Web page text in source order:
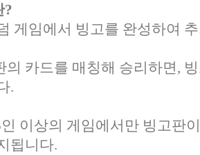
?
게임에서 빙고를 완성하여
의 카드를 매칭해 승리하면,
.
이상의 게임에서만 빙고판
됩니다.